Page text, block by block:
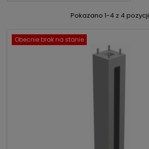
Pokazano 1-4 z 4 pozycji
Obecnie brak na stanie